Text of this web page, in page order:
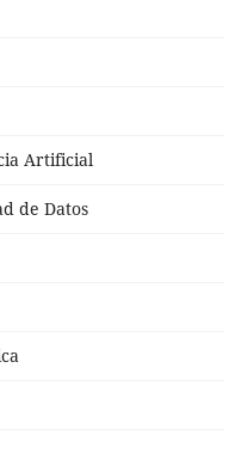
Artificial
de Datos